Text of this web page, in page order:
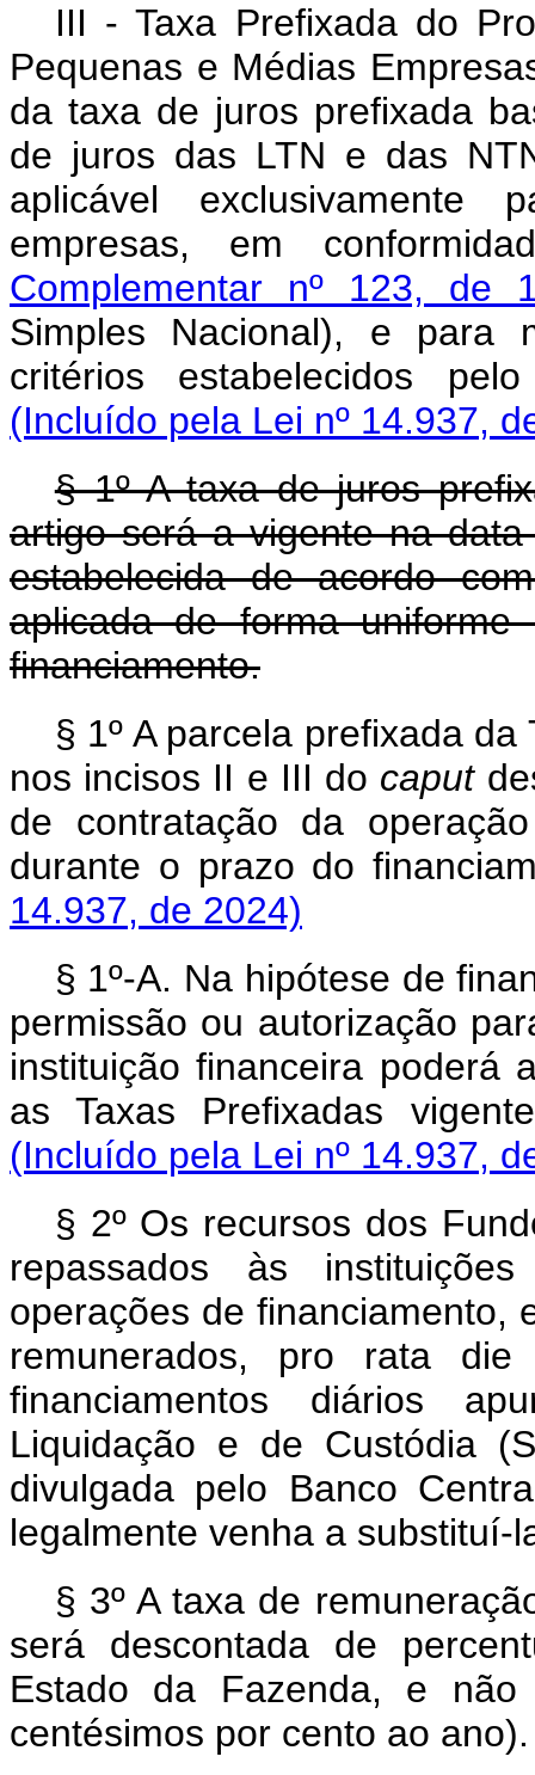
III - Taxa Prefixada do
Pequenas e Médias
da taxa de juros prefixada
de juros das LTN e das
aplicável exclusivamente
empresas, em
Complementar nº 123, de
Simples Nacional), e para
critérios estabelecidos
(Incluído pela Lei nº 14.937,
§ 1º A taxa de juros
artigo será a vigente na
estabelecida de acordo
aplicada de forma
financiamento.
§ 1º A parcela prefixada
nos incisos II e III do caput
de contratação da
durante o prazo do
14.937, de 2024)
§ 1º-A. Na hipótese de
permissão ou autorização
instituição financeira poderá
as Taxas Prefixadas
(Incluído pela Lei nº 14.937,
§ 2º Os recursos dos
repassados às
operações de financiamento,
remunerados, pro rata
financiamentos diários
Liquidação e de Custódia
divulgada pelo Banco
legalmente venha a substituí-
§ 3º A taxa de
será descontada de
Estado da Fazenda, e
centésimos por cento ao ano).